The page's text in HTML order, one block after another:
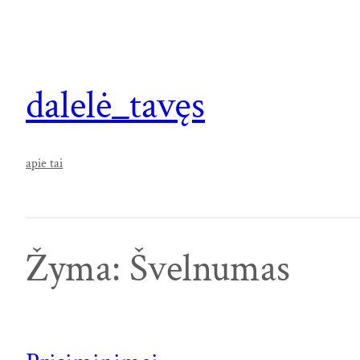
dalelė_tavęs
apie tai
Žyma: Švelnumas